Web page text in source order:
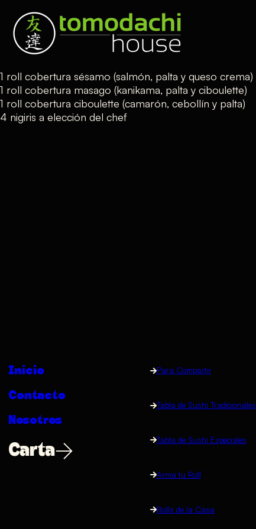
1 roll cobertura sésamo (salmón, palta y queso crema)
1 roll cobertura masago (kanikama, palta y ciboulette)
1 roll cobertura ciboulette (camarón, cebollín y palta)
4 nigiris a elección del chef
Inicio
Contacto
Nosotros
Carta
Para Compartir
Tabla de Sushi Tradicionales
Tabla de Sushi Especiales
Arma tu Roll
Rolls de la Casa